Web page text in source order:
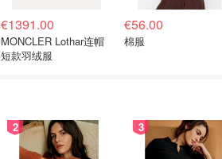
€1391.00
MONCLER Lothar连帽
短款羽绒服
€56.00
棉服
2 3